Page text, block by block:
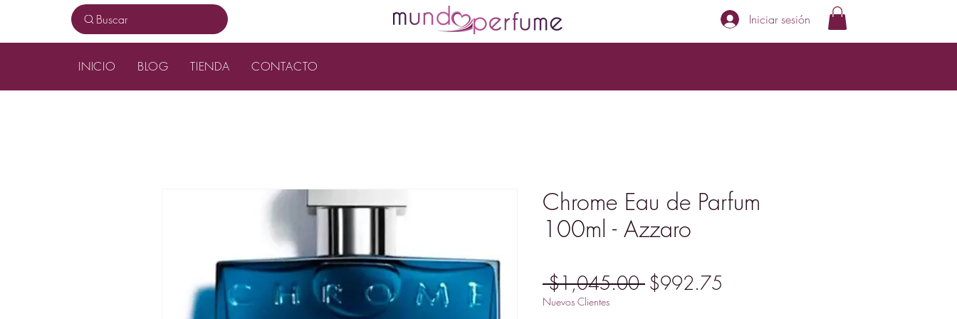
Buscar Iniciar sesión
INICIO BLOG TIENDA CONTACTO
Chrome Eau de Parfum
100ml - Azzaro
$1,045.00 Precio
$992.75
Nuevos Clientes